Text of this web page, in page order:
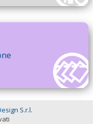
S.r.l.